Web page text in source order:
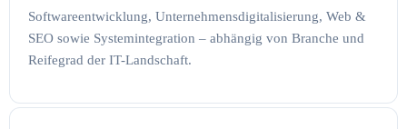
Softwareentwicklung, Unternehmensdigitalisierung, Web &
SEO sowie Systemintegration – abhängig von Branche und
Reifegrad der IT-Landschaft.